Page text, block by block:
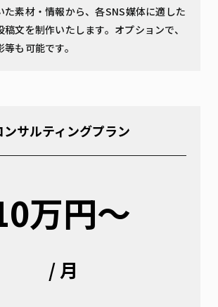
た素材・情報から、各SNS媒体に適した
文を制作いたします。オプションで、
も可能です。
ンサルティングプラン
万円〜
/ 月